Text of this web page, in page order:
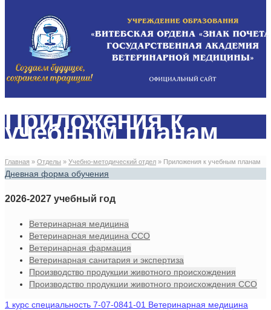
Приложения к
учебным планам
Главная » Отделы » Учебно-методический отдел » Приложения к учебным планам
Дневная форма обучения
2026-2027 учебный год
Ветеринарная медицина
Ветеринарная медицина ССО
Ветеринарная фармация
Ветеринарная санитария и экспертиза
Производство продукции животного происхождения
Производство продукции животного происхождения ССО
1 курс специальность 7-07-0841-01 Ветеринарная медицина